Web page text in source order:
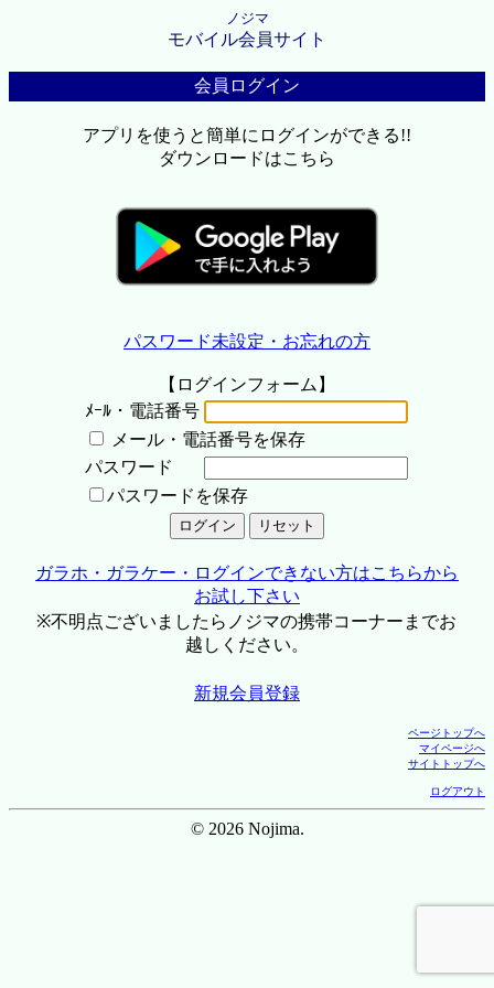
ノジマ
モバイル会員サイト
会員ログイン
アプリを使うと簡単にログインができる!!
ダウンロードはこちら
パスワード未設定・お忘れの方
【ログインフォーム】
ﾒｰﾙ・電話番号
メール・電話番号を保存
パスワード
パスワードを保存
ガラホ・ガラケー・ログインできない方はこちらから
お試し下さい
※不明点ございましたらノジマの携帯コーナーまでお
越しください。
新規会員登録
ページトップへ
マイページへ
サイトトップへ
ログアウト
© 2026 Nojima.